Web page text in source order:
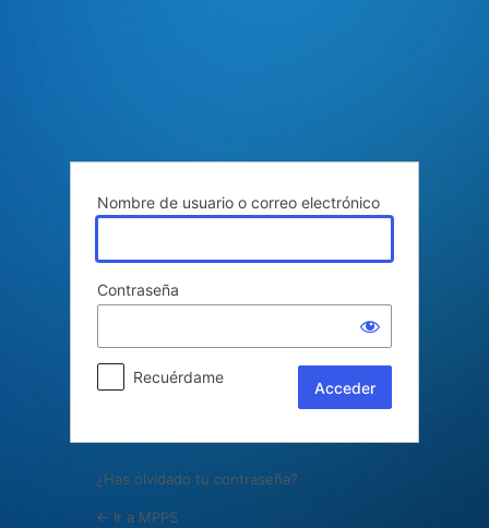
Nombre de usuario o correo electrónico
Contraseña
Recuérdame
¿Has olvidado tu contraseña?
← Ir a MPPS